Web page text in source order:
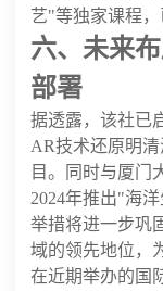
艺"等独家课程，
六、未来
部署
据透露，该社已
AR技术还原明
目。同时与厦门
2024年推出"海
举措将进一步巩
域的领先地位，
在近期举办的国